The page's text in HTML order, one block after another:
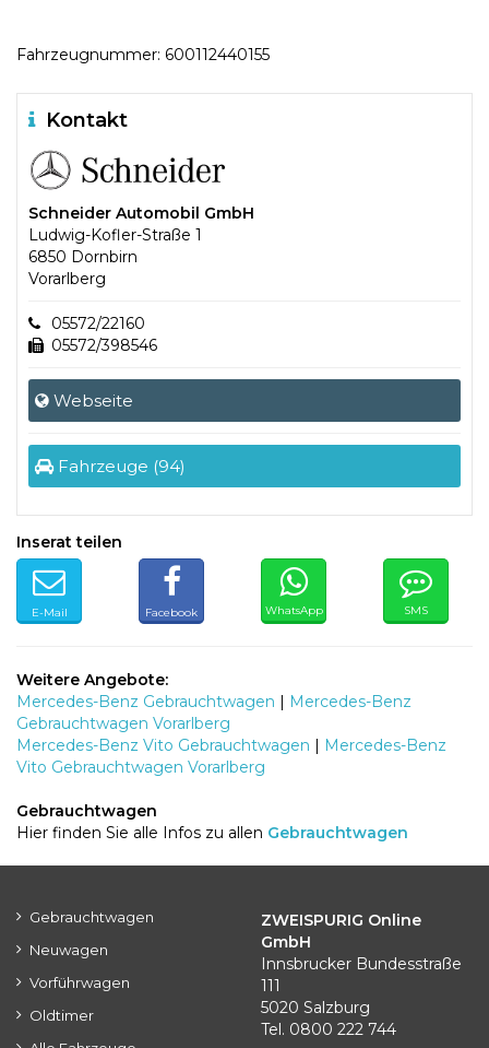
Fahrzeugnummer: 600112440155
Kontakt
Schneider Automobil GmbH
Ludwig-Kofler-Straße 1
6850 Dornbirn
Vorarlberg
05572/22160
05572/398546
Webseite
Fahrzeuge (94)
Inserat teilen
E-Mail Facebook WhatsApp SMS
Weitere Angebote:
Mercedes-Benz Gebrauchtwagen | Mercedes-Benz
Gebrauchtwagen Vorarlberg
Mercedes-Benz Vito Gebrauchtwagen | Mercedes-Benz
Vito Gebrauchtwagen Vorarlberg
Gebrauchtwagen
Hier finden Sie alle Infos zu allen Gebrauchtwagen
Gebrauchtwagen
Neuwagen
Vorführwagen
Oldtimer
ZWEISPURIG Online
GmbH
Innsbrucker Bundesstraße
111
5020 Salzburg
Tel. 0800 222 744